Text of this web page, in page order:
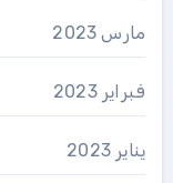
مارس 2023
فبراير 2023
يناير 2023